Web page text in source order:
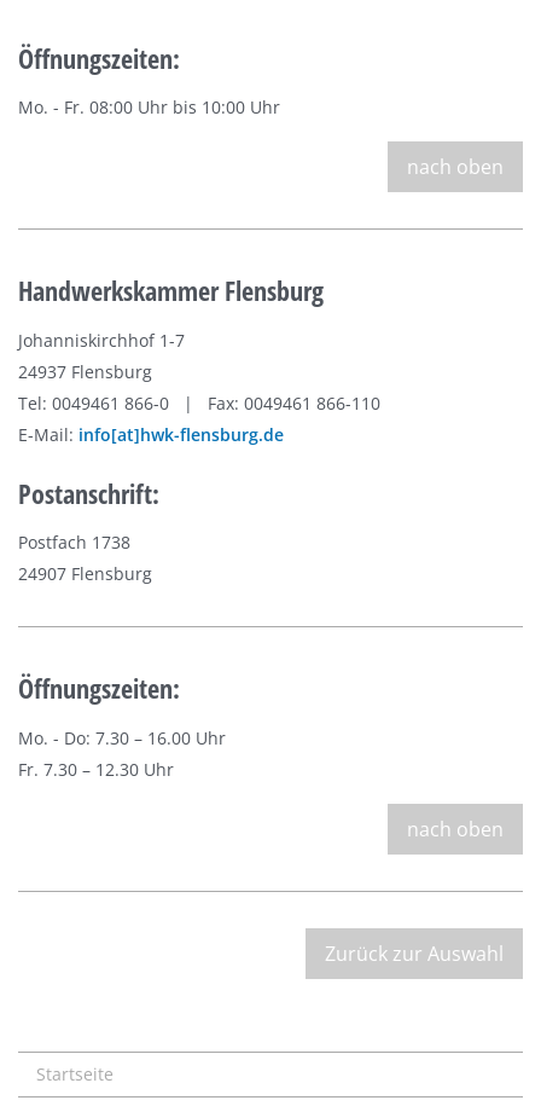
Öffnungszeiten:
Mo. - Fr. 08:00 Uhr bis 10:00 Uhr
nach oben
Handwerkskammer Flensburg
Johanniskirchhof 1-7
24937 Flensburg
Tel: 0049461 866-0 | Fax: 0049461 866-110
E-Mail: info[at]hwk-flensburg.de
Postanschrift:
Postfach 1738
24907 Flensburg
Öffnungszeiten:
Mo. - Do: 7.30 – 16.00 Uhr
Fr. 7.30 – 12.30 Uhr
nach oben
Zurück zur Auswahl
Startseite